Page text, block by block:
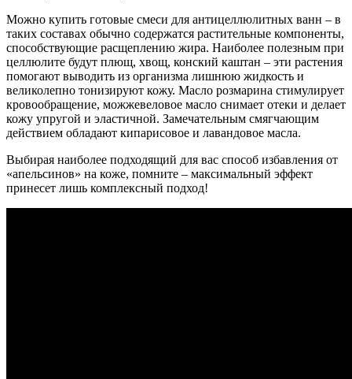
Можно купить готовые смеси для антицеллюлитных ванн – в
таких составах обычно содержатся растительные компоненты,
способствующие расщеплению жира. Наиболее полезным при
целлюлите будут плющ, хвощ, конский каштан – эти растения
помогают выводить из организма лишнюю жидкость и
великолепно тонизируют кожу. Масло розмарина стимулирует
кровообращение, можжевеловое масло снимает отеки и делает
кожу упругой и эластичной. Замечательным смягчающим
действием обладают кипарисовое и лавандовое масла.
Выбирая наиболее подходящий для вас способ избавления от
«апельсинов» на коже, помните – максимальный эффект
принесет лишь комплексный подход!